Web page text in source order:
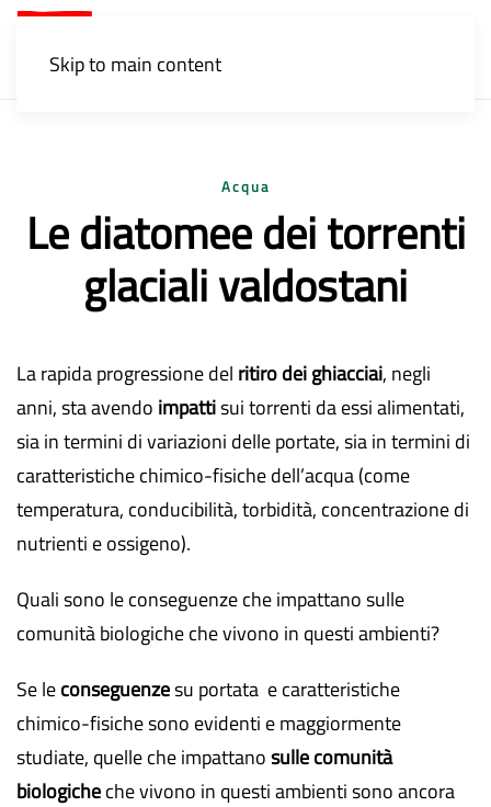
Skip to main content
Acqua
Le diatomee dei torrenti
glaciali valdostani
La rapida progressione del ritiro dei ghiacciai, negli
anni, sta avendo impattisui torrenti da essi alimentati,
sia in termini di variazioni delle portate, sia in termini di
caratteristiche chimico-fisiche dell’acqua (come
temperatura, conducibilità, torbidità, concentrazione di
nutrienti e ossigeno).
Quali sono le conseguenze che impattano sulle
comunità biologiche che vivono in questi ambienti?
Se leconseguenzesu portata e caratteristiche
chimico-fisiche sono evidenti e maggiormente
studiate, quelle che impattanosulle comunità
biologicheche vivono in questi ambienti sono ancora